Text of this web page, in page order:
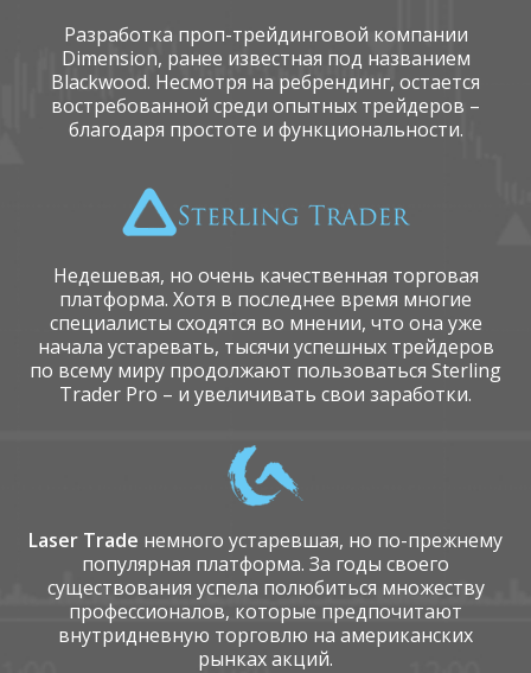
Разработка проп-трейдинговой компании
Dimension, ранее известная под названием
Blackwood. Несмотря на ребрендинг, остается
востребованной среди опытных трейдеров –
благодаря простоте и функциональности.
Недешевая, но очень качественная торговая
платформа. Хотя в последнее время многие
специалисты сходятся во мнении, что она уже
начала устаревать, тысячи успешных трейдеров
по всему миру продолжают пользоваться Sterling
Trader Pro – и увеличивать свои заработки.
Laser Trade немного устаревшая, но по-прежнему
популярная платформа. За годы своего
существования успела полюбиться множеству
профессионалов, которые предпочитают
внутридневную торговлю на американских
рынках акций.